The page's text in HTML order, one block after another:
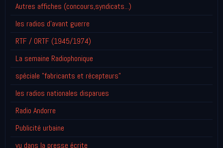
Autres affiches (concours,syndicats...)
les radios d'avant guerre
RTF / ORTF (1945/1974)
La semaine Radiophonique
spéciale "fabricants et récepteurs"
les radios nationales disparues
Radio Andorre
Publicité urbaine
vu dans la presse écrite